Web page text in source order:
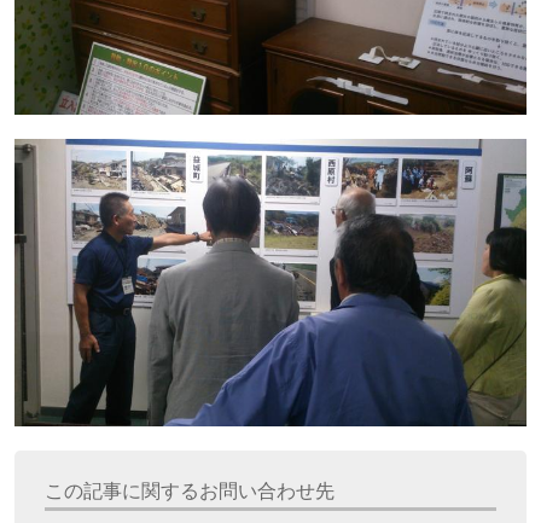
この記事に関するお問い合わせ先